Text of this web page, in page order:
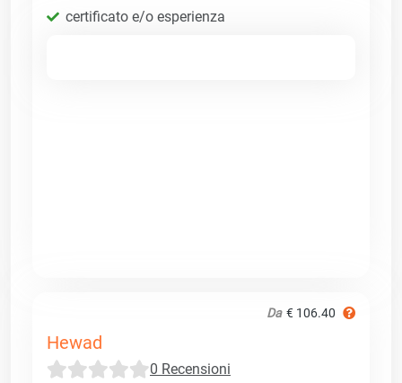
certificato e/o esperienza
Da € 106.40
Hewad
0 Recensioni